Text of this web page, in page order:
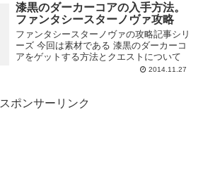
漆黒のダーカーコアの入手方法。
ファンタシースターノヴァ攻略
ファンタシースターノヴァの攻略記事シリ
ーズ 今回は素材である 漆黒のダーカーコ
アをゲットする方法とクエストについて
2014.11.27
スポンサーリンク